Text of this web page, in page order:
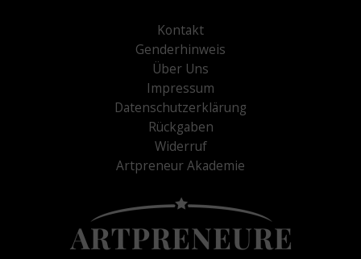
Kontakt
Genderhinweis
Über Uns
Impressum
Datenschutzerklärung
Rückgaben
Widerruf
Artpreneur Akademie